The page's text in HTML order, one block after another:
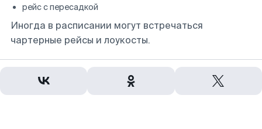
рейс с пересадкой
Иногда в расписании могут встречаться
чартерные рейсы и лоукосты.